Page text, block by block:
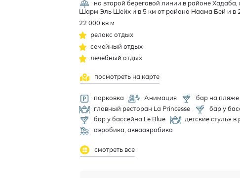
на второй береговой линии в районе Хадаба,
Шарм Эль Шейх и в 5 км от района Наама Бей и в 2
22 000 кв м
релакс отдых
семейный отдых
лечебный отдых
посмотреть на карте
парковка Анимация бар на пляже
главный ресторан La Princesse
бар у
бар у бассейна Le Blue
детские стулья в
аэробика, аквааэробика
смотреть все